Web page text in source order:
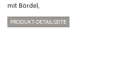
mit Bördel,
PRODUKT-DETAILSEITE